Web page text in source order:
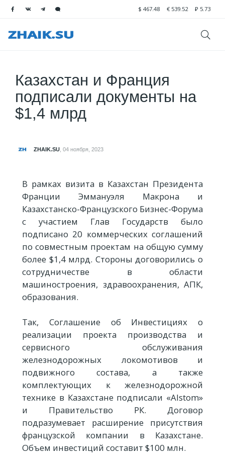
$ 467.48 € 539.52 ₽ 5.73
Казахстан и Франция
подписали документы на
$1,4 млрд
ZHAIK.SU 04 ноября, 2023
В рамках визита в Казахстан Президента
Франции Эммануэля Макрона и
Казахстанско-Французского Бизнес-Форума
с участием Глав Государств было
подписано 20 коммерческих соглашений
по совместным проектам на общую сумму
более $1,4 млрд. Стороны договорились о
сотрудничестве в области
машиностроения, здравоохранения, АПК,
образования.
Так, Соглашение об Инвестициях о
реализации проекта производства и
сервисного обслуживания
железнодорожных локомотивов и
подвижного состава, а также
комплектующих к железнодорожной
технике в Казахстане подписали «Alstom»
и Правительство РК. Договор
подразумевает расширение присутствия
французской компании в Казахстане.
Объем инвестиций составит $100 млн.